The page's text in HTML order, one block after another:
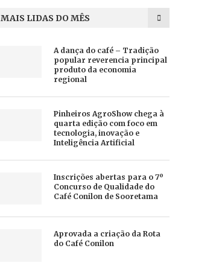
MAIS LIDAS DO MÊS
A dança do café – Tradição
popular reverencia principal
produto da economia
regional
Pinheiros AgroShow chega à
quarta edição com foco em
tecnologia, inovação e
Inteligência Artificial
Inscrições abertas para o 7º
Concurso de Qualidade do
Café Conilon de Sooretama
Aprovada a criação da Rota
do Café Conilon